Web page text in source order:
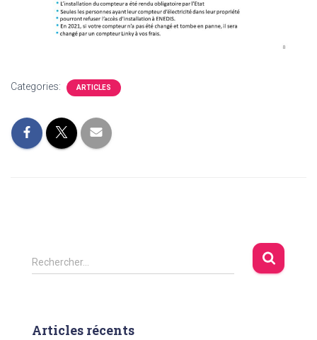
Categories: ARTICLES
Rechercher…
Articles récents